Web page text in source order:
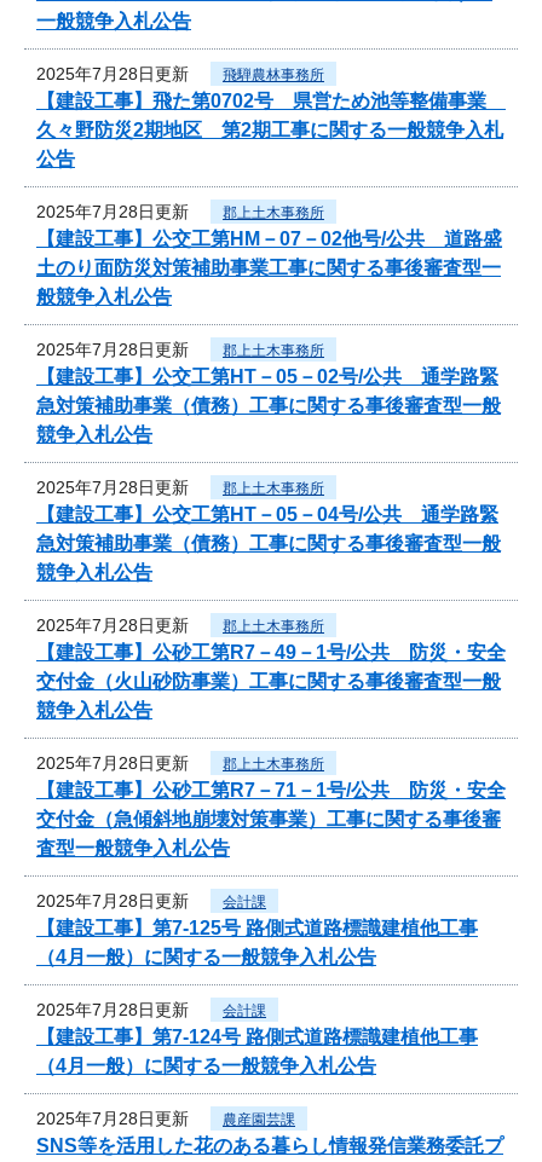
一般競争入札公告
2025年7月28日更新 飛騨農林事務所
【建設工事】飛た第0702号 県営ため池等整備事業
久々野防災2期地区 第2期工事に関する一般競争入札
公告
2025年7月28日更新 郡上土木事務所
【建設工事】公交工第HM－07－02他号/公共 道路盛
土のり面防災対策補助事業工事に関する事後審査型一
般競争入札公告
2025年7月28日更新 郡上土木事務所
【建設工事】公交工第HT－05－02号/公共 通学路緊
急対策補助事業（債務）工事に関する事後審査型一般
競争入札公告
2025年7月28日更新 郡上土木事務所
【建設工事】公交工第HT－05－04号/公共 通学路緊
急対策補助事業（債務）工事に関する事後審査型一般
競争入札公告
2025年7月28日更新 郡上土木事務所
【建設工事】公砂工第R7－49－1号/公共 防災・安全
交付金（火山砂防事業）工事に関する事後審査型一般
競争入札公告
2025年7月28日更新 郡上土木事務所
【建設工事】公砂工第R7－71－1号/公共 防災・安全
交付金（急傾斜地崩壊対策事業）工事に関する事後審
査型一般競争入札公告
2025年7月28日更新 会計課
【建設工事】第7-125号 路側式道路標識建植他工事
（4月一般）に関する一般競争入札公告
2025年7月28日更新 会計課
【建設工事】第7-124号 路側式道路標識建植他工事
（4月一般）に関する一般競争入札公告
2025年7月28日更新 農産園芸課
SNS等を活用した花のある暮らし情報発信業務委託プ